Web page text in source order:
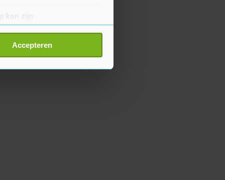
kan zijn
detailgedeelte
cookiepagina kun je
Accepteren